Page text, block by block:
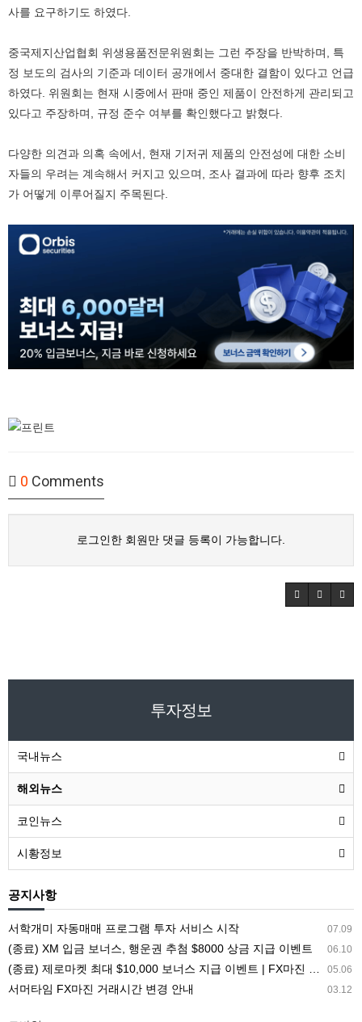
사를 요구하기도 하였다.
중국제지산업협회 위생용품전문위원회는 그런 주장을 반박하며, 특
정 보도의 검사의 기준과 데이터 공개에서 중대한 결함이 있다고 언급
하였다. 위원회는 현재 시중에서 판매 중인 제품이 안전하게 관리되고
있다고 주장하며, 규정 준수 여부를 확인했다고 밝혔다.
다양한 의견과 의혹 속에서, 현재 기저귀 제품의 안전성에 대한 소비
자들의 우려는 계속해서 커지고 있으며, 조사 결과에 따라 향후 조치
가 어떻게 이루어질지 주목된다.
0 Comments
로그인한 회원만 댓글 등록이 가능합니다.
투자정보
국내뉴스
해외뉴스
코인뉴스
시황정보
공지사항
07.09
서학개미 자동매매 프로그램 투자 서비스 시작
06.10
(종료) XM 입금 보너스, 행운권 추첨 $8000 상금 지급 이벤트
05.06
(종료) 제로마켓 최대 $10,000 보너스 지급 이벤트 | FX마진 해외거래소 ZEROMARKETS
03.12
서머타임 FX마진 거래시간 변경 안내